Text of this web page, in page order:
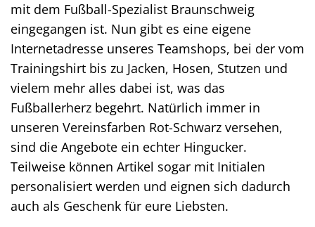
mit dem Fußball-Spezialist Braunschweig
eingegangen ist. Nun gibt es eine eigene
Internetadresse unseres Teamshops, bei der vom
Trainingshirt bis zu Jacken, Hosen, Stutzen und
vielem mehr alles dabei ist, was das
Fußballerherz begehrt. Natürlich immer in
unseren Vereinsfarben Rot-Schwarz versehen,
sind die Angebote ein echter Hingucker.
Teilweise können Artikel sogar mit Initialen
personalisiert werden und eignen sich dadurch
auch als Geschenk für eure Liebsten.